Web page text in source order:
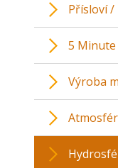
Přísloví /
5
Výroba